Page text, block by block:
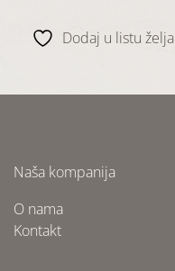
Dodaj u listu želja
Naša kompanija
O nama
Kontakt